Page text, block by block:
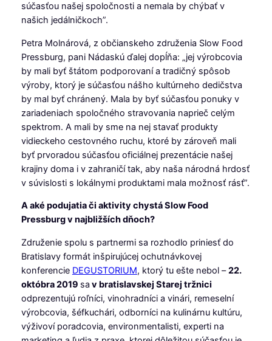
súčasťou našej spoločnosti a nemala by chýbať v
našich jedálničkoch”.
Petra Molnárová, z občianskeho združenia Slow Food
Pressburg, pani Nádaskú ďalej dopĺňa: „jej výrobcovia
by mali byť štátom podporovaní a tradičný spôsob
výroby, ktorý je súčasťou nášho kultúrneho dedičstva
by mal byť chránený. Mala by byť súčasťou ponuky v
zariadeniach spoločného stravovania naprieč celým
spektrom. A mali by sme na nej stavať produkty
vidieckeho cestovného ruchu, ktoré by zároveň mali
byť prvoradou súčasťou oficiálnej prezentácie našej
krajiny doma i v zahraničí tak, aby naša národná hrdosť
v súvislosti s lokálnymi produktami mala možnosť rásť”.
A aké podujatia či aktivity chystá Slow Food
Pressburg v najbližších dňoch?
Združenie spolu s partnermi sa rozhodlo priniesť do
Bratislavy formát inšpirujúcej ochutnávkovej
konferencie DEGUSTORIUM, ktorý tu ešte nebol –22.
októbra 2019 sa v bratislavskej Starej tržnici
odprezentujú roľníci, vinohradníci a vinári, remeselní
výrobcovia, šéfkuchári, odborníci na kulinárnu kultúru,
výživoví poradcovia, environmentalisti, experti na